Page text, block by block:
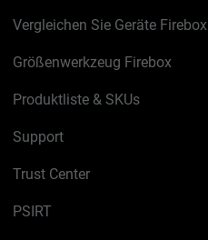
Vergleichen Sie Geräte Firebox
Größenwerkzeug Firebox
Produktliste & SKUs
Support
Trust Center
PSIRT